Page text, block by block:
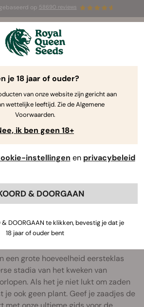
op 58690 reviews
Sales: tot wel 50% korting
producten! ⏤
Cannabis door Royal Queen Seeds
voor het ontkiemen
een grote hoeveelheid eersteklas
stadia van het kweken van
Als het je niet lukt om zaden
je ook geen plant. Geef je zaadjes de
je 18 jaar of ouder?
van onze website zijn gericht aan
wettelijke leeftijd. Zie de Algemene
Voorwaarden.
ik ben geen 18+
instellingen en privacybeleid
& DOORGAAN
& DOORGAAN te klikken, bevestig je dat je
18 jaar of ouder bent